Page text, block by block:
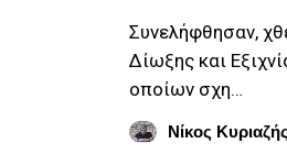
Συνελήφθησαν,
Δίωξης και
οποίων σχη…
Νίκος